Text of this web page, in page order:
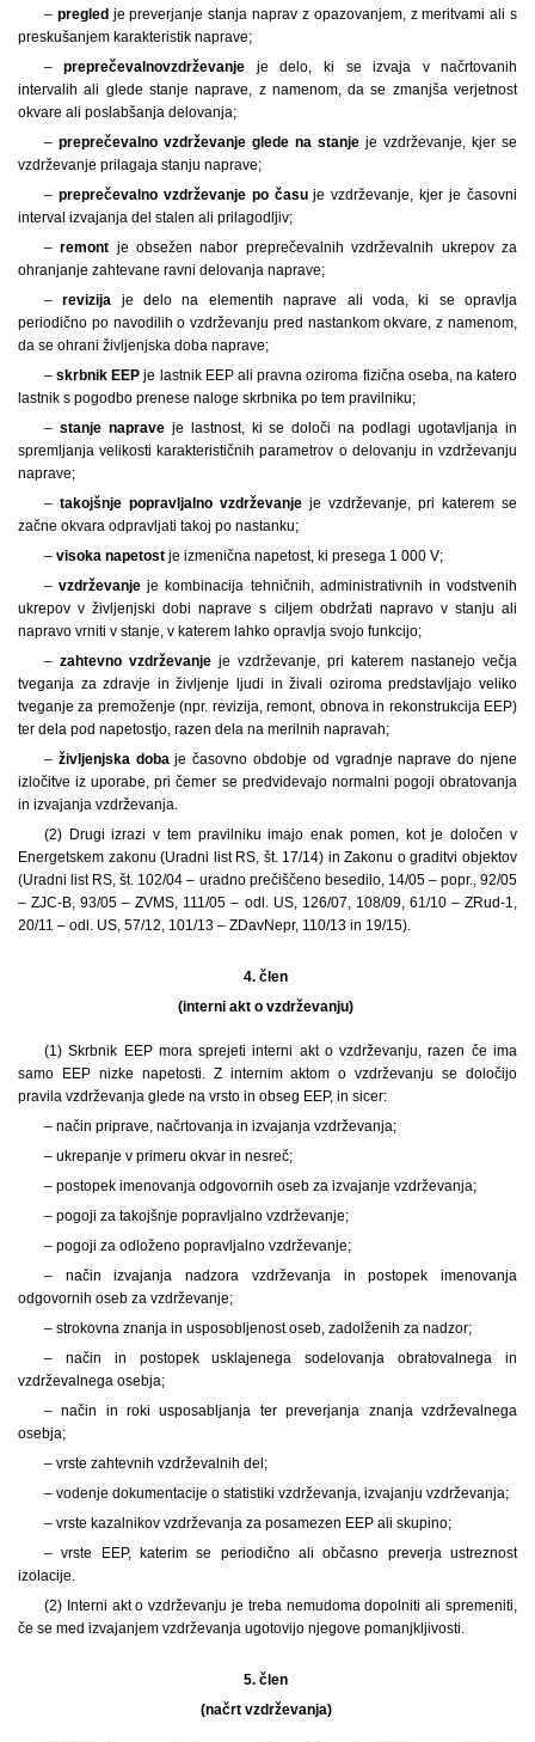
– pregled je preverjanje stanja naprav z opazovanjem, z meritvami ali s
preskušanjem karakteristik naprave;
–preprečevalnovzdrževanje je delo, ki se izvaja v načrtovanih
intervalih ali glede stanje naprave, z namenom, da se zmanjša verjetnost
okvare ali poslabšanja delovanja;
– preprečevalno vzdrževanje glede na stanjeje vzdrževanje, kjer se
vzdrževanje prilagaja stanju naprave;
– preprečevalno vzdrževanje po časuje vzdrževanje, kjer je časovni
interval izvajanja del stalen ali prilagodljiv;
–remont je obsežen nabor preprečevalnih vzdrževalnih ukrepov za
ohranjanje zahtevane ravni delovanja naprave;
–revizija je delo na elementih naprave ali voda, ki se opravlja
periodično po navodilih o vzdrževanju pred nastankom okvare, z namenom,
da se ohrani življenjska doba naprave;
–skrbnik EEPje lastnik EEP ali pravna oziroma fizična oseba, na katero
lastnik s pogodbo prenese naloge skrbnika po tem pravilniku;
– stanje napraveje lastnost, ki se določi na podlagi ugotavljanja in
spremljanja velikosti karakterističnih parametrov o delovanju in vzdrževanju
naprave;
– takojšnje popravljalno vzdrževanje je vzdrževanje, pri katerem se
začne okvara odpravljati takoj po nastanku;
– visoka napetost je izmenična napetost, ki presega 1 000 V;
–vzdrževanje je kombinacija tehničnih, administrativnih in vodstvenih
ukrepov v življenjski dobi naprave s ciljem obdržati napravo v stanju ali
napravo vrniti v stanje, v katerem lahko opravlja svojo funkcijo;
– zahtevno vzdrževanje je vzdrževanje, pri katerem nastanejo večja
tveganja za zdravje in življenje ljudi in živali oziroma predstavljajo veliko
tveganje za premoženje (npr. revizija, remont, obnova in rekonstrukcija EEP)
ter dela pod napetostjo, razen dela na merilnih napravah;
– življenjska dobaje časovno obdobje od vgradnje naprave do njene
izločitve iz uporabe, pri čemer se predvidevajo normalni pogoji obratovanja
in izvajanja vzdrževanja.
(2) Drugi izrazi v tem pravilniku imajo enak pomen, kot je določen v
Energetskem zakonu (Uradni list RS, št. 17/14) in Zakonu o graditvi objektov
(Uradni list RS, št. 102/04 – uradno prečiščeno besedilo, 14/05 – popr., 92/05
– ZJC-B, 93/05 – ZVMS, 111/05 – odl. US, 126/07, 108/09, 61/10 – ZRud-1,
20/11 – odl. US, 57/12, 101/13 – ZDavNepr, 110/13 in 19/15).
4. člen
(interni akt o vzdrževanju)
(1) Skrbnik EEP mora sprejeti interni akt o vzdrževanju, razen če ima
samo EEP nizke napetosti. Z internim aktom o vzdrževanju se določijo
pravila vzdrževanja glede na vrsto in obseg EEP, in sicer:
– način priprave, načrtovanja in izvajanja vzdrževanja;
– ukrepanje v primeru okvar in nesreč;
– postopek imenovanja odgovornih oseb za izvajanje vzdrževanja;
– pogoji za takojšnje popravljalno vzdrževanje;
– pogoji za odloženo popravljalno vzdrževanje;
– način izvajanja nadzora vzdrževanja in postopek imenovanja
odgovornih oseb za vzdrževanje;
– strokovna znanja in usposobljenost oseb, zadolženih za nadzor;
– način in postopek usklajenega sodelovanja obratovalnega in
vzdrževalnega osebja;
– način in roki usposabljanja ter preverjanja znanja vzdrževalnega
osebja;
– vrste zahtevnih vzdrževalnih del;
– vodenje dokumentacije o statistiki vzdrževanja, izvajanju vzdrževanja;
– vrste kazalnikov vzdrževanja za posamezen EEP ali skupino;
– vrste EEP, katerim se periodično ali občasno preverja ustreznost
izolacije.
(2) Interni akt o vzdrževanju je treba nemudoma dopolniti ali spremeniti,
če se med izvajanjem vzdrževanja ugotovijo njegove pomanjkljivosti.
5. člen
(načrt vzdrževanja)